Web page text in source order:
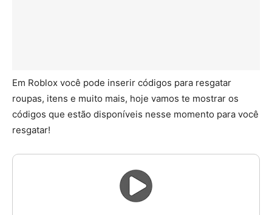
Em Roblox você pode inserir códigos para resgatar
roupas, itens e muito mais, hoje vamos te mostrar os
códigos que estão disponíveis nesse momento para você
resgatar!